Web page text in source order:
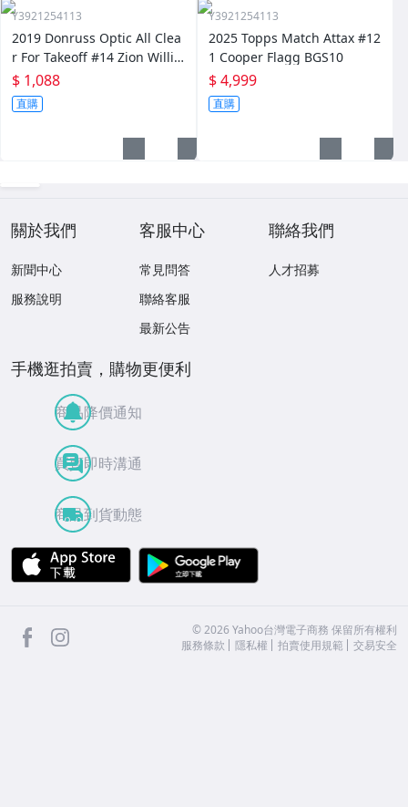
Y3921254113
2019 Donruss Optic All Clea
r For Takeoff #14 Zion Willia
mson PSA10
$ 1,088
直購
Y3921254113
2025 Topps Match Attax #12
1 Cooper Flagg BGS10
$ 4,999
直購
關於我們
新聞中心
服務說明
客服中心
常見問答
聯絡客服
最新公告
聯絡我們
人才招募
手機逛拍賣，購物更便利
商品降價通知
買賣即時溝通
商品到貨動態
APP Store
facebook ©2026 Yahoo台灣電子商務 保留所有權利
服務條款
隱私權 拍賣使用規範 交易安全